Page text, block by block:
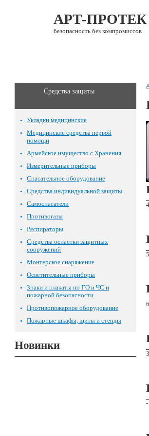
АРТ-ПРОТЕК
безопасность без компромиссов
Средства защиты
Укладки медицинские
Медицинские средства первой
помощи
Армейское имущество с Хранения
Измерительные приборы
Спасательное оборудование
Средства индивидуальной защиты
Самоспасатели
Противогазы
Респираторы
Средства оснастки защитных
сооружений
Монтерское снаряжение
Осветительные приборы
Знаки и плакаты по ГО и ЧС и
пожарной безопасности
Противопожарное оборудование
Пожарные шкафы, щиты и стенды
Новинки
-